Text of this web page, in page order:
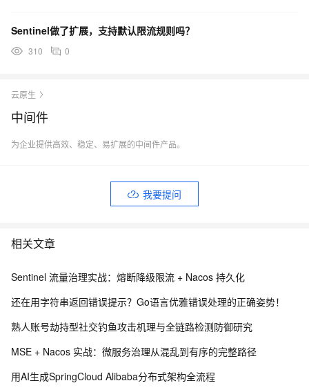
Sentinel做了扩展，支持默认限流规则吗？
310 0
云原生
中间件
为企业提供高效、稳定、易扩展的中间件产品。
我要提问
相关文章
Sentinel 流量治理实战：熔断降级限流 + Nacos 持久化
还在用字符串返回错误提示？Go语言优雅错误处理的正确姿势！
熟人账号劫持型社交钓鱼攻击机理与全链路检测防御研究
MSE + Nacos 实战：微服务治理从混乱到有序的完整路径
用AI生成SpringCloud Alibaba分布式架构全流程